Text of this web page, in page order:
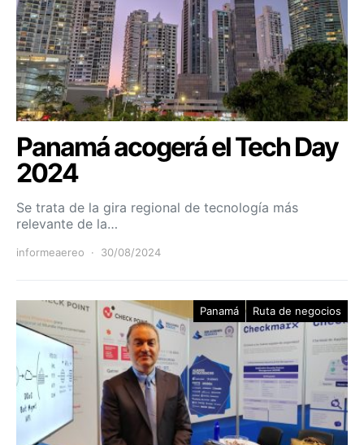
Panamá acogerá el Tech Day
2024
Se trata de la gira regional de tecnología más
relevante de la…
informeaereo 30/08/2024
Panamá Ruta de negocios